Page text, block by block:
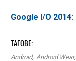
Google I/O
ТАГОВЕ:
Android, Android Wear,